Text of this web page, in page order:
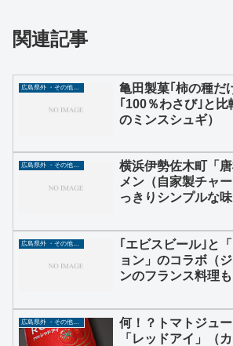
関連記事
亀田製菓｢柿の種だ
｢100％わさび｣と
のミンスシュギ）
広島県外 ・その他グルメ
横浜伊勢佐木町「
メン（自家製チャ
っきりシンプルな味
広島県外 ・その他グルメ
｢エビスビール｣と
ョン」のコラボ（
ンのフランス料理も
何！？トマトジュ
「レッドアイ」（